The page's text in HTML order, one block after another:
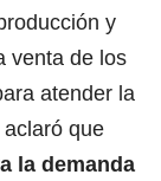
y
venta de los
atender la
que
la demanda